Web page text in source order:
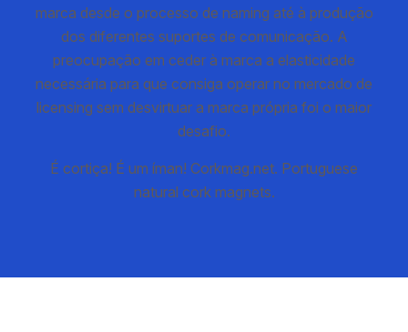
marca desde o processo de naming até à produção
dos diferentes suportes de comunicação. A
preocupação em ceder à marca a elasticidade
necessária para que consiga operar no mercado de
licensing sem desvirtuar a marca própria foi o maior
desafio.
É cortiça! É um íman! Corkmag.net. Portuguese
natural cork magnets.